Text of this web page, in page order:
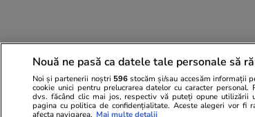
Nouă ne pasă ca datele tale personale să
Noi și partenerii noștri 596stocăm și/sau accesăm informații
cookie unici pentru prelucrarea datelor cu caracter
dvs. făcând clic mai jos, respectiv vă puteți opune utilizării
pagina cu politica de confidențialitate. Aceste alegeri vor fi
afecta navigarea. Mai multe detalii